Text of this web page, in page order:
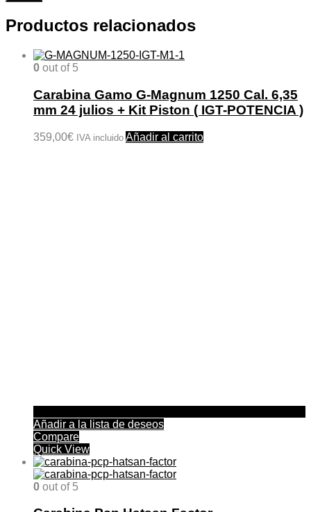
Productos relacionados
0 out of 5
Carabina Gamo G-Magnum 1250 Cal. 6,35
mm 24 julios + Kit Piston ( IGT-POTENCIA )
359,00€ IVA incluido Añadir al carrito
Añadir a la lista de deseos
Compare
Quick View
0 out of 5